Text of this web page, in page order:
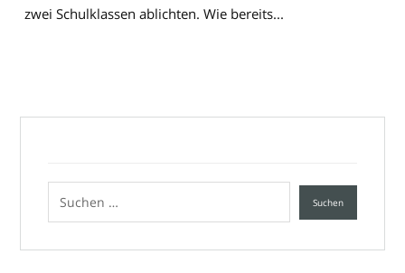
zwei Schulklassen ablichten. Wie bereits...